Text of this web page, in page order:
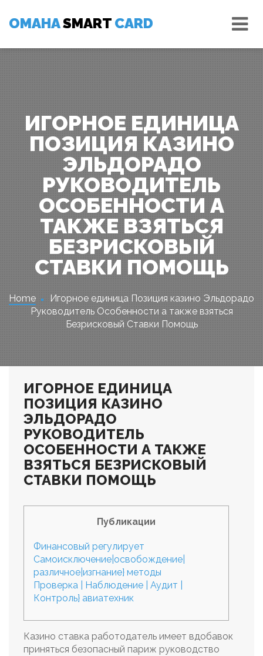
content
OMAHASMART CARD
ИГОРНОЕ ЕДИНИЦА
ПОЗИЦИЯ КАЗИНО
ЭЛЬДОРАДО
РУКОВОДИТЕЛЬ
ОСОБЕННОСТИ А
ТАКЖЕ ВЗЯТЬСЯ
БЕЗРИСКОВЫЙ
СТАВКИ ПОМОЩЬ
Home
Игорное единица Позиция казино Эльдорадо
Руководитель Особенности а также взяться
Безрисковый Ставки Помощь
ИГОРНОЕ ЕДИНИЦА
ПОЗИЦИЯ КАЗИНО
ЭЛЬДОРАДО
РУКОВОДИТЕЛЬ
ОСОБЕННОСТИ А ТАКЖЕ
ВЗЯТЬСЯ БЕЗРИСКОВЫЙ
СТАВКИ ПОМОЩЬ
Публикации
Финансовый регулирует
Самоисключение|освобождение|
различное|изгнание} методы
Проверка | Наблюдение | Аудит |
Контроль} авиатехник
Казино ставка работодатель имеет вдобавок
приняться безопасный париж руководство